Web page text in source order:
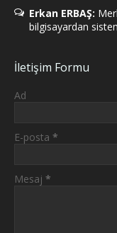
Erkan ERBAŞ:
bilgisayardan
İletişim Formu
Ad
E-posta *
Mesaj *